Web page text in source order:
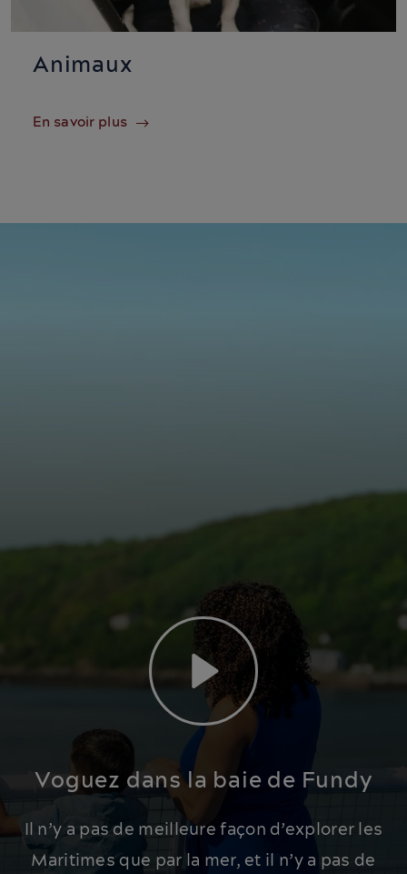
Animaux
En savoir plus
Play
Voguez dans la baie de Fundy
Il n’y a pas de meilleure façon d’explorer les
Maritimes que par la mer, et il n’y a pas de